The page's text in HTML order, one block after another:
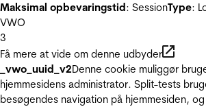
Maksimal opbevaringstid: SessionType:
VWO
3
Få mere at vide om denne udbyder
_vwo_uuid_v2Denne cookie muliggør
hjemmesidens administrator. Split-tests
besøgendes navigation på hjemmesiden,